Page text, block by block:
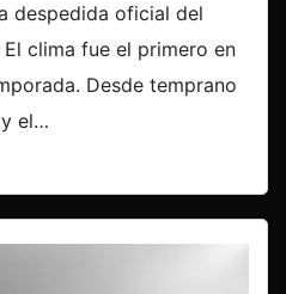
despedida oficial del
clima fue el primero en
Desde temprano
el…